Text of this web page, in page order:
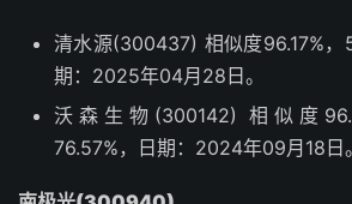
清水源(300437) 相似度96.17%，
期：2025年04月28日。
沃森生物(300142) 相似度
76.57%，日期：2024年09月18日。